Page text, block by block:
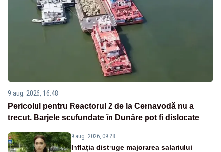
9 aug. 2026, 16:48
Pericolul pentru Reactorul 2 de la Cernavodă nu a
trecut. Barjele scufundate în Dunăre pot fi dislocate
9 aug. 2026, 09:28
Inflația distruge majorarea salariului